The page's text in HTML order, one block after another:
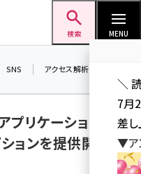
検索 MENU
SNS アクセス解析／データ分析
プリケーションファ
ョンを提供開始
＼
7月
差し
▼ア